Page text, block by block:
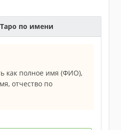
по имени
как полное имя (ФИО),
отчество по